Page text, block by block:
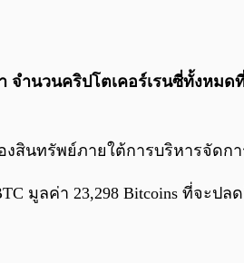
จำนวนคริปโตเคอร์เรนซี่ทั้งหม
สินทรัพย์ภายใต้การบริหารจัดก
มูลค่า 23,298 Bitcoins ที่จะป